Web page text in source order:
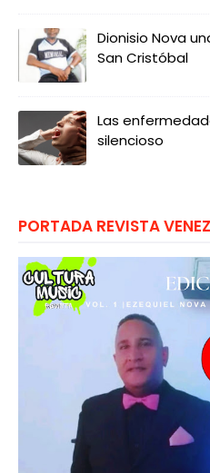
Dionisio Nova
San Cristóbal
Las
silencioso
PORTADA REVISTA